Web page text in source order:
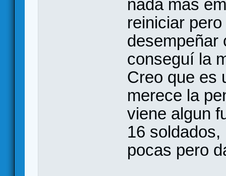
nada mas
reiniciar
desempeñar
conseguí la
Creo que es
merece la
viene algun
16
pocas pero